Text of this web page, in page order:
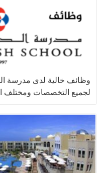
وظائف خالية لدى مدرسة
لجميع التخصصات ومختلف